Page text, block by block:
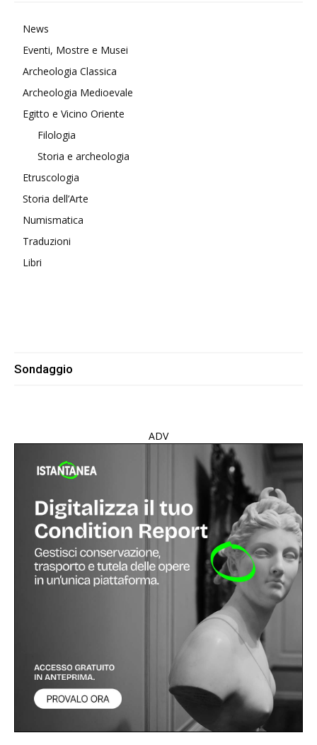
News
Eventi, Mostre e Musei
Archeologia Classica
Archeologia Medioevale
Egitto e Vicino Oriente
Filologia
Storia e archeologia
Etruscologia
Storia dell’Arte
Numismatica
Traduzioni
Libri
Sondaggio
ADV